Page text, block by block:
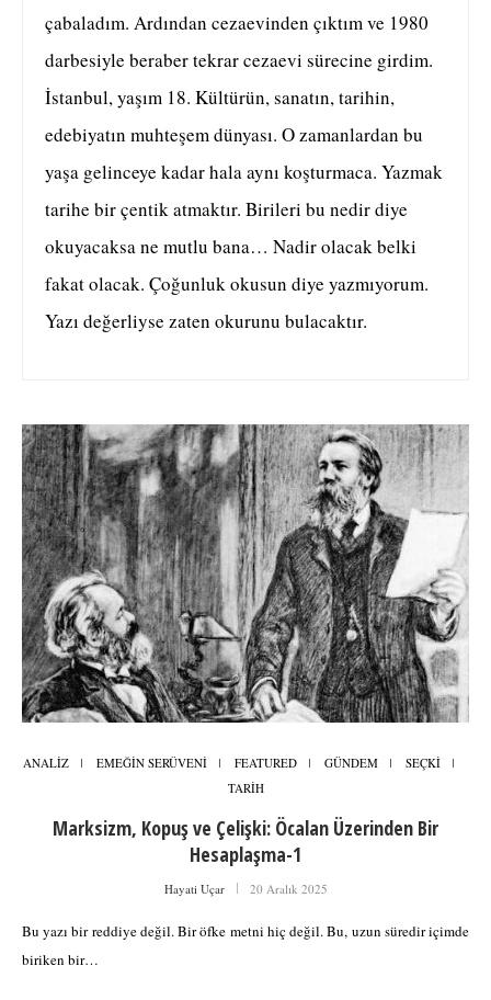
çabaladım. Ardından cezaevinden çıktım ve 1980
darbesiyle beraber tekrar cezaevi sürecine girdim.
İstanbul, yaşım 18. Kültürün, sanatın, tarihin,
edebiyatın muhteşem dünyası. O zamanlardan bu
yaşa gelinceye kadar hala aynı koşturmaca. Yazmak
tarihe bir çentik atmaktır. Birileri bu nedir diye
okuyacaksa ne mutlu bana… Nadir olacak belki
fakat olacak. Çoğunluk okusun diye yazmıyorum.
Yazı değerliyse zaten okurunu bulacaktır.
ANALİZ EMEĞİN SERÜVENİ FEATURED GÜNDEM
SEÇKİ
TARİH
Marksizm, Kopuş ve Çelişki: Öcalan Üzerinden Bir
Hesaplaşma-1
Hayati Uçar 20 Aralık 2025
Bu yazı bir reddiye değil. Bir öfke metni hiç değil. Bu, uzun süredir içimde
biriken bir…